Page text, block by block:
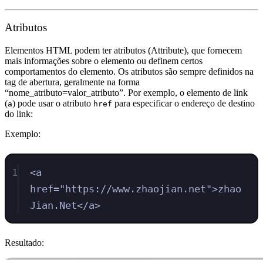
Atributos
Elementos HTML podem ter atributos (Attribute), que fornecem
mais informações sobre o elemento ou definem certos
comportamentos do elemento. Os atributos são sempre definidos na
tag de abertura, geralmente na forma
“nome_atributo=valor_atributo”. Por exemplo, o elemento de link
(a) pode usar o atributo href para especificar o endereço de destino
do link:
Exemplo:
1 <a
href="https://www.zhaojian.net">zhao
Jian.Net</a>
Resultado: